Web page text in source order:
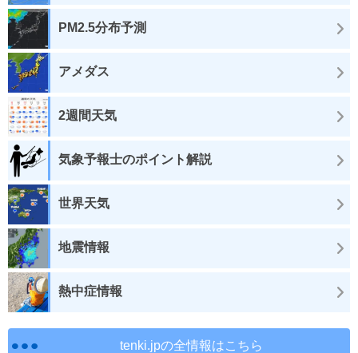
PM2.5分布予測
アメダス
2週間天気
気象予報士のポイント解説
世界天気
地震情報
熱中症情報
tenki.jpの全情報はこちら